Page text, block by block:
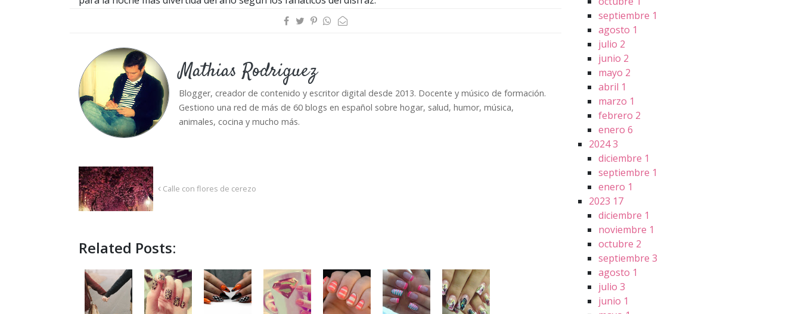
Mathias Rodriguez
Blogger, creador de contenido y escritor digital desde 2013. Docente y músico de formación.
Gestiono una red de más de 60 blogs en español sobre hogar, salud, humor, música,
animales, cocina y mucho más.
Calle con flores de cerezo
Related Posts:
septiembre 1
agosto 1
julio 2
junio 2
mayo 2
abril 1
marzo 1
febrero 2
enero 6
20243
diciembre 1
septiembre 1
enero 1
2023 17
diciembre 1
noviembre 1
octubre 2
septiembre 3
agosto 1
julio 3
junio 1